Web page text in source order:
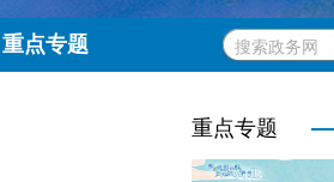
重点专题
重点专题